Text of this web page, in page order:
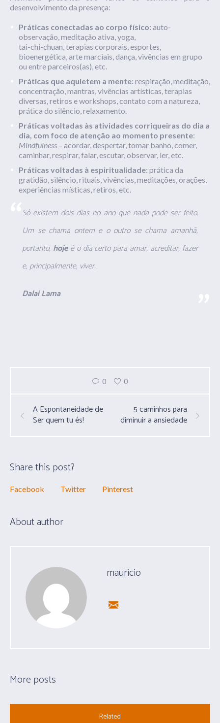
desenvolvimento da presença:
Práticas conectadas ao corpo físico: auto-
observação, meditação ativa, yoga,
tai-chi-chuan, terapias corporais, esportes,
bioenergética, arte marciais, dança, vivências em grupo
ou entre parceiros(as), etc.
Práticas que aquietem a mente: respiração, meditação,
concentração, mantras, vivências artísticas, terapias
diversas, retiros e workshops, contato com a natureza,
prática do silêncio, relaxamento.
Práticas voltadas às atividades corriqueiras do dia a
dia, com foco de atenção ao momento presente:
Mindfulness – acordar, despertar, tomar banho, comer,
caminhar, respirar, falar, escutar, observar, ler, etc.
Práticas voltadas à espiritualidade: prática da
gratidão, silêncio, rituais, vivências, meditações, orações,
experiências místicas, retiros, etc.
Só existem dois dias no ano que nada pode ser feito.
Um se chama ontem e o outro se chama amanhã,
portanto, hojeé o dia certo para amar, acreditar, fazer
e, principalmente, viver.
Dalai Lama
0 0
A Espontaneidade de
Ser quem tu és!
5 caminhos para
diminuir a ansiedade
Share this post?
Facebook Twitter Pinterest
About author
mauricio
More posts
Related